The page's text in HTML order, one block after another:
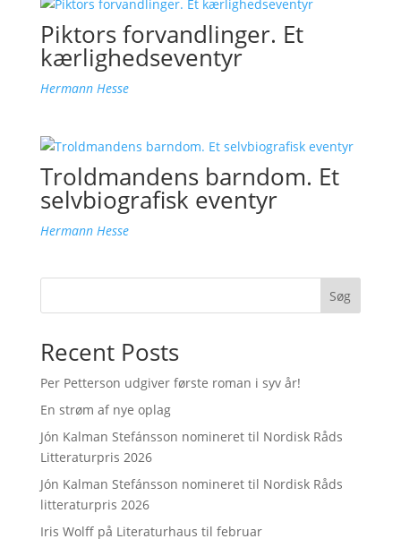
Piktors forvandlinger. Et
kærlighedseventyr
Hermann Hesse
Troldmandens barndom. Et
selvbiografisk eventyr
Hermann Hesse
Søg
Recent Posts
Per Petterson udgiver første roman i syv år!
En strøm af nye oplag
Jón Kalman Stefánsson nomineret til Nordisk Råds
Litteraturpris 2026
Jón Kalman Stefánsson nomineret til Nordisk Råds
litteraturpris 2026
Iris Wolff på Literaturhaus til februar